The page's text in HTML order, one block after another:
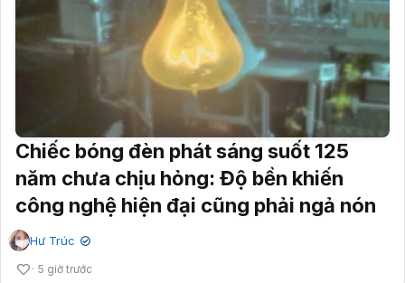
Chiếc bóng đèn phát sáng suốt 125
năm chưa chịu hỏng: Độ bền khiến
công nghệ hiện đại cũng phải ngả nón
Hư Trúc ✔
5 giờ trước